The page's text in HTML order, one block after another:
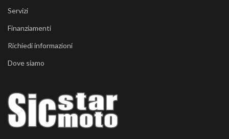
Servizi
Finanziamenti
Richiedi informazioni
Dove siamo